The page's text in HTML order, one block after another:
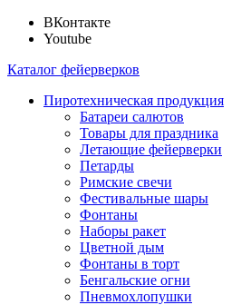
ВКонтакте
Youtube
Каталог фейерверков
Пиротехническая продукция
Батареи салютов
Товары для праздника
Летающие фейерверки
Петарды
Римские свечи
Фестивальные шары
Фонтаны
Наборы ракет
Цветной дым
Фонтаны в торт
Бенгальские огни
Пневмохлопушки